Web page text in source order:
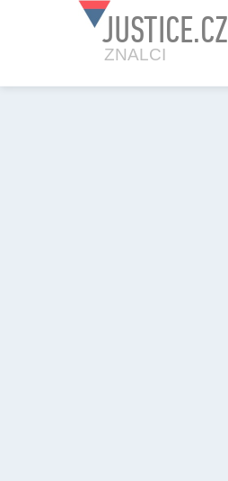
JUSTICE.CZ
ZNALCI